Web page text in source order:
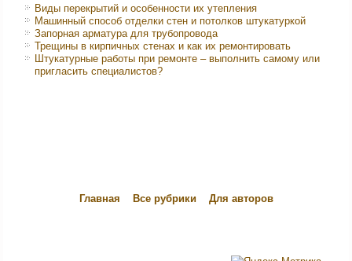
Виды перекрытий и особенности их утепления
Машинный способ отделки стен и потолков штукатуркой
Запорная арматура для трубопровода
Трещины в кирпичных стенах и как их ремонтировать
Штукатурные работы при ремонте – выполнить самому или
пригласить специалистов?
Главная Все рубрики Для авторов